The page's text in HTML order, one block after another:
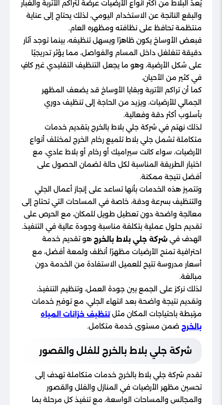
يُعدّ البلاط من أكثر أنواع الأرضيات عرضةً لتراكم الأتربة والغبار
والبقع الناتجة عن الاستخدام اليومي، لذلك يحتاج إلى عناية
منتظمة تحافظ على نظافته ومظهره العام.
فبعض الأوساخ يكون ظاهرًا ويسهل تنظيفه، بينما توجد آثار
دقيقة تتغلغل داخل المسام والفواصل، مما يؤثر تدريجيًا
على شكل الأرضية، وهو ما يجعل التنظيف التقليدي غير كافٍ
في كثير من الأحيان.
كما أن تراكم الأتربة وبقايا الأوساخ قد يضعف المظهر
الجمالي للأرضيات، ويزيد من الحاجة إلى تنظيف دوري
بأسلوب أكثر دقة وفعالية.
لذلك نهتم في شركة جلي بلاط بالخرج بتقديم خدمات
متكاملة تشمل جلي بلاط تلميع رخام الخرج لمختلف أنواع
الأرضيات، سواء كانت سيراميك أو رخام أو بلاط عادي، مع
اختيار الطريقة المناسبة لكل حالة لضمان الحصول على
أفضل نتيجة ممكنة.
وتتميز هذه الخدمات بأنها تساعد على إنجاز أعمال الجلي
والتنظيف بسرعة ودقة، خاصة في المساحات التي تحتاج إلى
معالجة واضحة دون تعطيل طويل للمكان، مع الحرص على
تقديم حلول عملية بتكلفة مناسبة وجودة عالية في التنفيذ.
الهدف في شركة جلي بلاط بالخرج هو تقديم خدمة
احترافية تمنح الأرضيات مظهرًا أنظف ولمعة أفضل، مع
أسعار مدروسة تتيح للعميل الاستفادة من الخدمة دون
مبالغة.
لذلك نركز على الجمع بين جودة العمل، وتنظيم التنفيذ،
وتقديم نتيجة واضحة بعد انتهاء الجلي، مع توفير خدمات
مرتبطة باحتياجات المكان مثلتنظيف خزانات المياه
بالخرج ضمن مستوى خدمة متكامل.
شركة جلي بلاط بالخرج للفلل والقصور
تقدم شركة جلي بلاط بالخرج خدمات متكاملة تهدف إلى
تحسين مظهر الأرضيات في المنازل والفلل والقصور
والمجالس والمساحات الواسعة، مع تنفيذ كل مرحلة بما